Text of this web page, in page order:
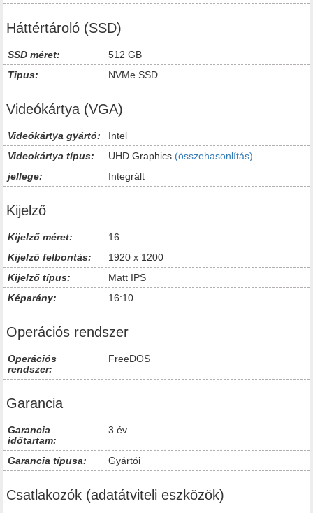
Háttértároló (SSD)
SSD méret:
512 GB
Tipus:
NVMe SSD
Videókártya (VGA)
Videókártya gyártó:
Intel
Videokártya típus:
UHD Graphics (összehasonlítás)
jellege:
Integrált
Kijelző
Kijelző méret:
16
Kijelző felbontás:
1920 x 1200
Kijelző típus:
Matt IPS
Képarány:
16:10
Operációs rendszer
Operációs
rendszer:
FreeDOS
Garancia
Garancia
időtartam:
3 év
Garancia típusa: Gyártói
Csatlakozók (adatátviteli eszközök)